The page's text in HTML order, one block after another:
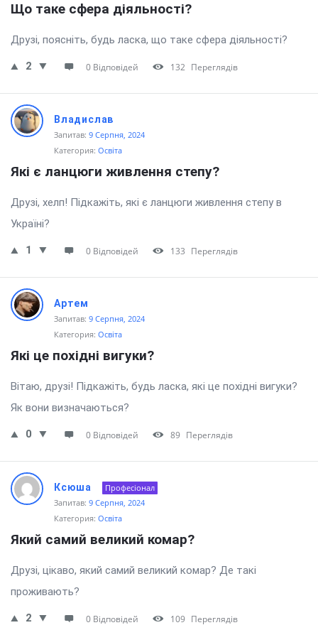
Що таке сфера діяльності?
Друзі, поясніть, будь ласка, що таке сфера діяльності?
2 0 Відповідей 132 Переглядів
Владислав
Запитав: 9 Серпня, 2024
Категория: Освіта
Які є ланцюги живлення степу?
Друзі, хелп! Підкажіть, які є ланцюги живлення степу в
Україні?
1 0 Відповідей 133 Переглядів
Артем
Запитав: 9 Серпня, 2024
Категория: Освіта
Які це похідні вигуки?
Вітаю, друзі! Підкажіть, будь ласка, які це похідні вигуки?
Як вони визначаються?
0 0 Відповідей 89 Переглядів
Ксюша
Професіонал
Запитав: 9 Серпня, 2024
Категория: Освіта
Який самий великий комар?
Друзі, цікаво, який самий великий комар? Де такі
проживають?
2 0 Відповідей 109 Переглядів